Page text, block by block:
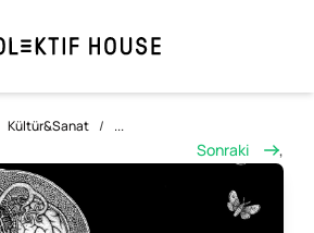
Kültür&Sanat / ...
Sonraki ,